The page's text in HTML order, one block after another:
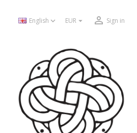
English EUR  Sign in